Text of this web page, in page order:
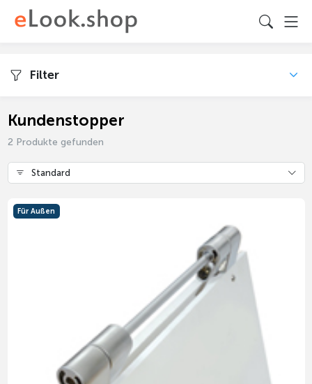
Filter
Kundenstopper
2 Produkte gefunden
Standard
Für Außen